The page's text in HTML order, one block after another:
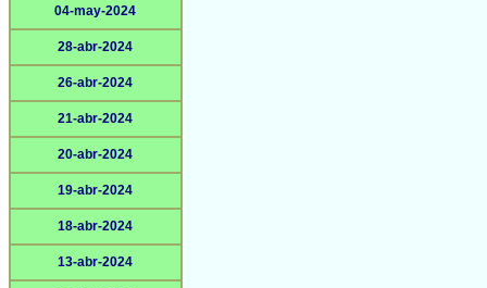
04-may-2024
28-abr-2024
26-abr-2024
21-abr-2024
20-abr-2024
19-abr-2024
18-abr-2024
13-abr-2024